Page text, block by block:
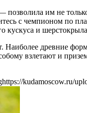
им не
с чемпионом по
кускуса и
древние
взлетают и
https://kudamoscow.ru/